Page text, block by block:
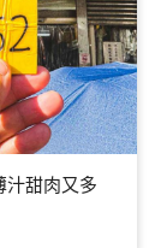
汁甜肉又多